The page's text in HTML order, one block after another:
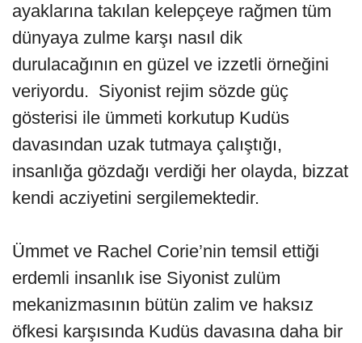
ayaklarına takılan kelepçeye rağmen tüm
dünyaya zulme karşı nasıl dik
durulacağının en güzel ve izzetli örneğini
veriyordu. Siyonist rejim sözde güç
gösterisi ile ümmeti korkutup Kudüs
davasından uzak tutmaya çalıştığı,
insanlığa gözdağı verdiği her olayda, bizzat
kendi acziyetini sergilemektedir.
Ümmet ve Rachel Corie’nin temsil ettiği
erdemli insanlık ise Siyonist zulüm
mekanizmasının bütün zalim ve haksız
öfkesi karşısında Kudüs davasına daha bir